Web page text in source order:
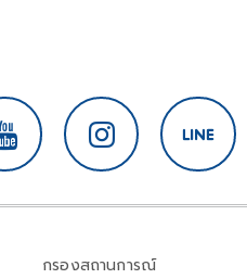
กรองสถานการณ์